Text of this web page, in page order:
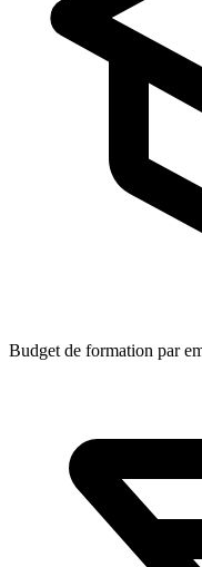
Budget de formation par